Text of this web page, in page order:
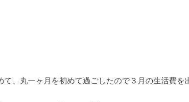
て、丸一ヶ月を初めて過ごしたので３月の生活費を